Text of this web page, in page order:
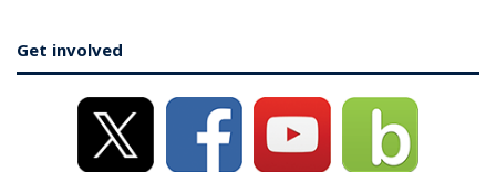
Get involved